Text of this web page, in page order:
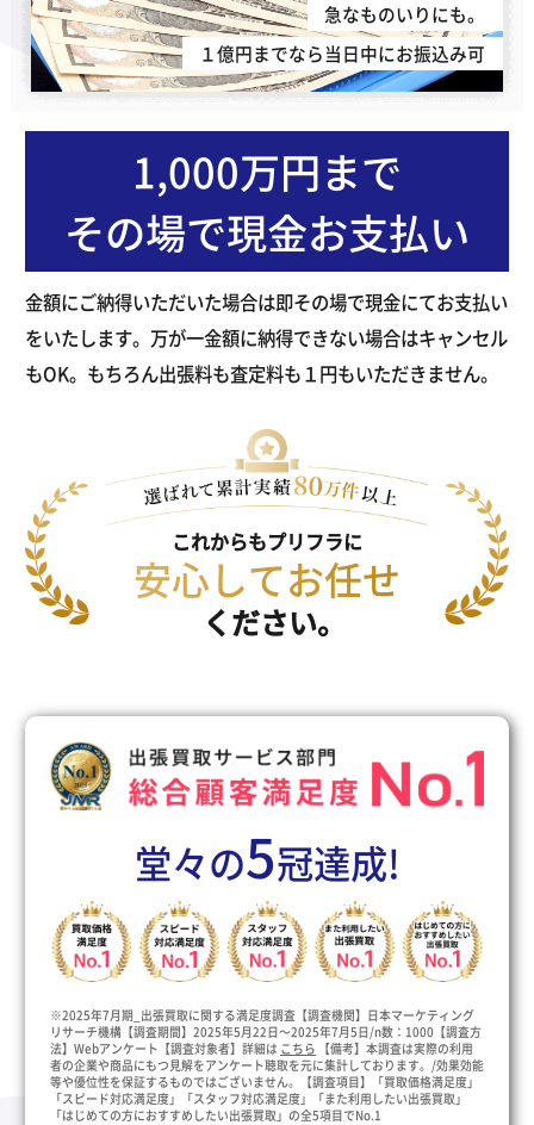
急なものいりにも。
１億円までなら当日中にお振込み可
1,000万円まで
その場で現金お支払い
金額にご納得いただいた場合は即その場で現金にてお支払い
をいたします。万が一金額に納得できない場合はキャンセル
もOK。もちろん出張料も査定料も１円もいただきません。
これからもプリフラに
安心してお任せ
ください。
堂々の5冠達成!
※2025年7月期_出張買取に関する満足度調査【調査機関】日本マーケティング
リサーチ機構【調査期間】2025年5月22日～2025年7月5日/n数：1000【調査方
法】Webアンケート【調査対象者】詳細は こちら
【備考】本調査は実際の利用
者の企業や商品にもつ見解をアンケート聴取を元に集計しております。/効果効能
等や優位性を保証するものではございません。【調査項目】「買取価格満足度」
「スピード対応満足度」「スタッフ対応満足度」「また利用したい出張買取」
「はじめての方におすすめしたい出張買取」の全5項目でNo.1